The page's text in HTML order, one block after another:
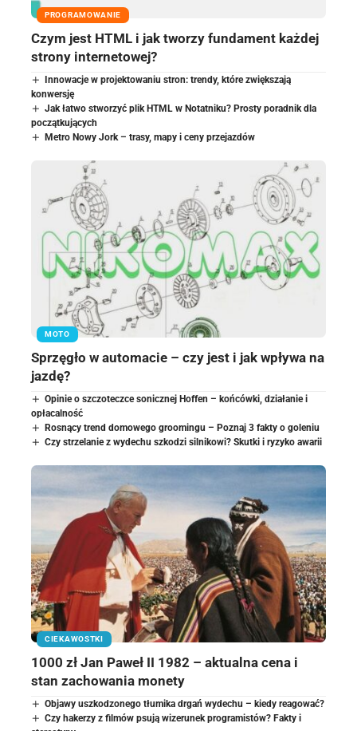
PROGRAMOWANIE
Czym jest HTML i jak tworzy fundament każdej
strony internetowej?
Innowacje w projektowaniu stron: trendy, które zwiększają
konwersję
Jak łatwo stworzyć plik HTML w Notatniku? Prosty poradnik dla
początkujących
Metro Nowy Jork – trasy, mapy i ceny przejazdów
MOTO
Sprzęgło w automacie – czy jest i jak wpływa na
jazdę?
Opinie o szczoteczce sonicznej Hoffen – końcówki, działanie i
opłacalność
Rosnący trend domowego groomingu – Poznaj 3 fakty o goleniu
Czy strzelanie z wydechu szkodzi silnikowi? Skutki i ryzyko awarii
CIEKAWOSTKI
1000 zł Jan Paweł II 1982 – aktualna cena i
stan zachowania monety
Objawy uszkodzonego tłumika drgań wydechu – kiedy reagować?
Czy hakerzy z filmów psują wizerunek programistów? Fakty i